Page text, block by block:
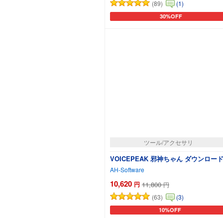
(89)
(1)
30%OFF
カートに追加
ツール/アクセサリ
VOICEPEAK 邪神ちゃん ダウンロー
AH-Software
10,620 円 11,800 円
(63)
(3)
10%OFF
カートに追加